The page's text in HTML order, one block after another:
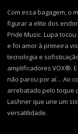
Com essa bagagem, o
figurar a elite dos
Pride Music. Lupa tocou
e foi amor à primeira
tecnologia e
amplificadores VOX®.
não parou por aí… Ao
arrebatado pelo toque
Lashner que une um
versatilidade.